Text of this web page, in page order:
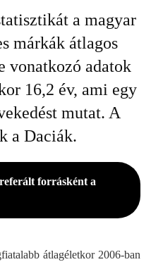
a magyar
márkák átlagos
vonatkozó adatok
16,2 év, ami egy
mutat. A
a Daciák.
forrásként a
átlagéletkor 2006-ban